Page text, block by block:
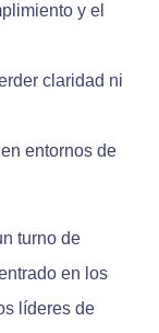
y el
claridad ni
entornos de
turno de
en los
líderes de